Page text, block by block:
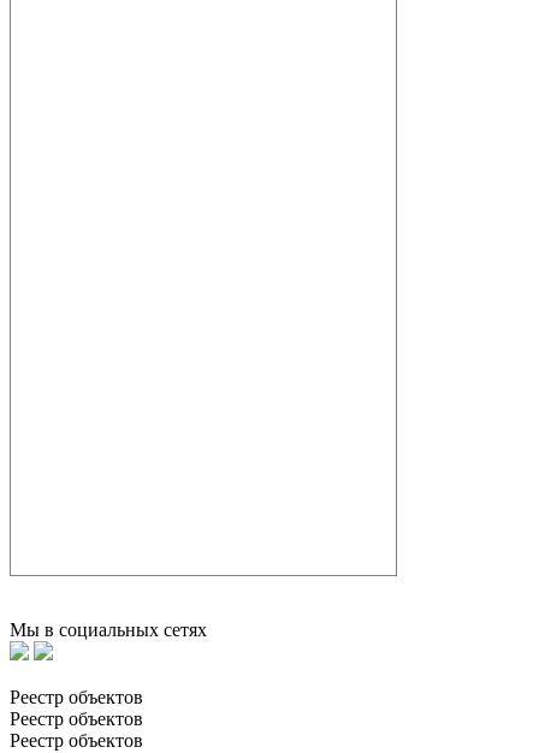
Мы в социальных сетях
Реестр объектов
Реестр объектов
Реестр объектов